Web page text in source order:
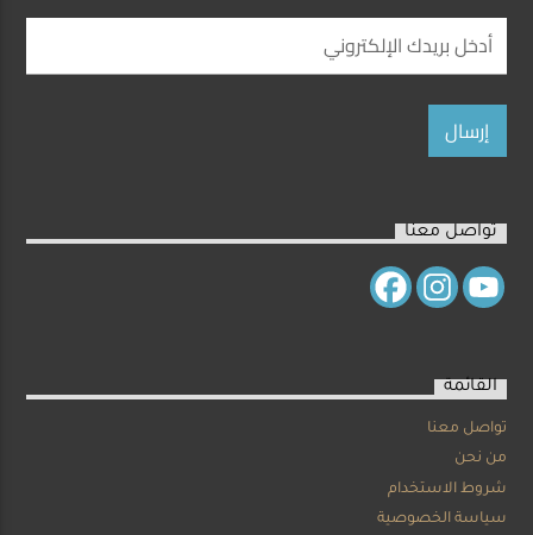
تواصل معنا
القائمة
تواصل معنا
من نحن
شروط الاستخدام
سياسة الخصوصية